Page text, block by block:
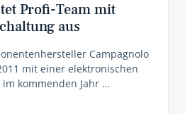
Profi-Team mit
aus
Campagnolo
mit einer elektronischen
kommenden Jahr …